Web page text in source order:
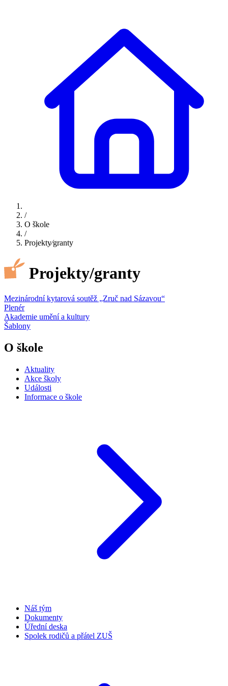
/
O škole
/
Projekty⁄granty
Projekty/granty
Mezinárodní kytarová soutěž „Zruč nad Sázavou“
Plenér
Akademie umění a kultury
Šablony
O škole
Aktuality
Akce školy
Události
Informace o škole
Náš tým
Dokumenty
Úřední deska
Spolek rodičů a přátel ZUŠ